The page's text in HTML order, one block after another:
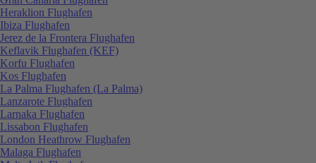
Heraklion Flughafen
Ibiza Flughafen
Jerez de la Frontera Flughafen
Keflavik Flughafen (KEF)
Korfu Flughafen
Kos Flughafen
La Palma Flughafen (La Palma)
Lanzarote Flughafen
Larnaka Flughafen
Lissabon Flughafen
London Heathrow Flughafen
Malaga Flughafen